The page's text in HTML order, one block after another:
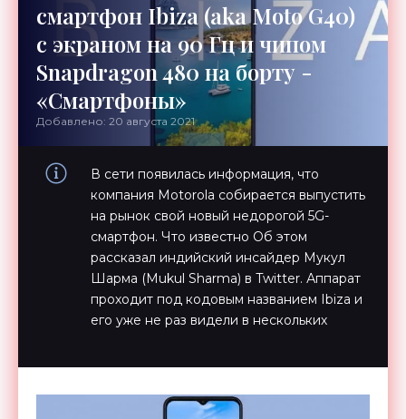
смартфон Ibiza (aka Moto G40)
с экраном на 90 Гц и чипом
Snapdragon 480 на борту -
«Смартфоны»
Добавлено: 20 августа 2021
В сети появилась информация, что
компания Motorola собирается выпустить
на рынок свой новый недорогой 5G-
смартфон. Что известно Об этом
рассказал индийский инсайдер Мукул
Шарма (Mukul Sharma) в Twitter. Аппарат
проходит под кодовым названием Ibiza и
его уже не раз видели в нескольких